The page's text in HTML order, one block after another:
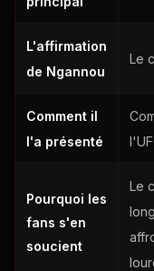
L'affirmation
de Ngannou
Le
Comment il
l'a présenté
Pourquoi les
fans s'en
soucient
Le